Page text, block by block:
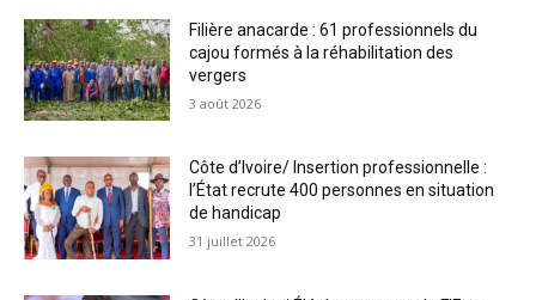
Filière anacarde : 61 professionnels du
cajou formés à la réhabilitation des
vergers
3 août 2026
Côte d’Ivoire/ Insertion professionnelle :
l’État recrute 400 personnes en situation
de handicap
31 juillet 2026